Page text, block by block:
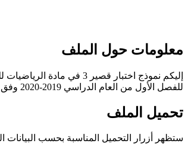
معلومات حول الملف
إليكم نموذج اختبار قصير 3 في مادة الرياضيات للصف الثاني عشر العلمي
للفصل الأول من العام الدراسي 2019-2020 وفق المنهاج الكويتي الحديث ----- مع التمنيات لجميع الطلبة بالنجاح والتفوق.
تحميل الملف
ستظهر أزرار التحميل المناسبة بحسب البيانات